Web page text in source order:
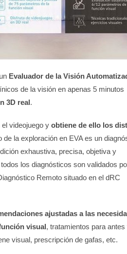
Evaluador de la Visión
de la visión en apenas 5 minutos
3D real.
videojuego yobtiene de ello los
de la exploración en EVA es un
exhaustiva, precisa, objetiva y
los diagnósticos son validados
Remoto situado en el dRC
ajustadas a las
visual, tratamientos para antes
visual, prescripción de gafas, etc.